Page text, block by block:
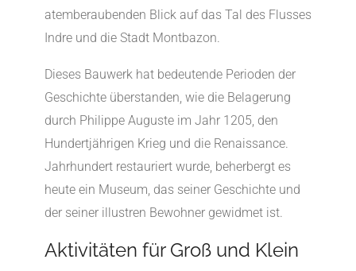
atemberaubenden Blick auf das Tal des Flusses
Indre und die Stadt Montbazon.
Dieses Bauwerk hat bedeutende Perioden der
Geschichte überstanden, wie die Belagerung
durch Philippe Auguste im Jahr 1205, den
Hundertjährigen Krieg und die Renaissance.
Jahrhundert restauriert wurde, beherbergt es
heute ein Museum, das seiner Geschichte und
der seiner illustren Bewohner gewidmet ist.
Aktivitäten für Groß und Klein